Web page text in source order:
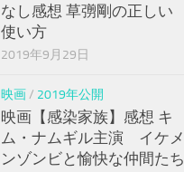
なし感想 草彅剛の正しい
使い方
2019年9月29日
映画/ 2019年公開
映画【感染家族】感想 キ
ム・ナムギル主演 イケメ
ンゾンビと愉快な仲間たち